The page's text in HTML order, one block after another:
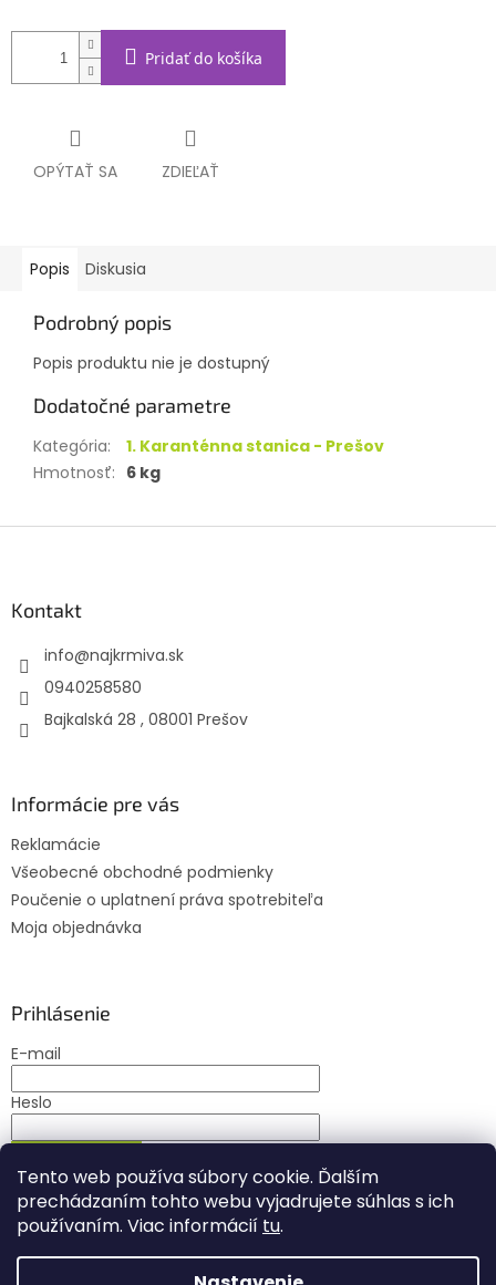
Tento web používa súbory cookie. Ďalším
prechádzaním tohto webu vyjadrujete súhlas s ich
používaním. Viac informácií tu.
Pridať do košíka
OPÝTAŤ SA ZDIEĽAŤ
Popis Diskusia
Podrobný popis
Popis produktu nie je dostupný
Dodatočné parametre
Kategória:
1. Karanténna stanica - Prešov
Hmotnosť: 6 kg
Kontakt
info@najkrmiva.sk
0940258580
Bajkalská 28 , 08001 Prešov
Informácie pre vás
Reklamácie
Všeobecné obchodné podmienky
Poučenie o uplatnení práva spotrebiteľa
Moja objednávka
Prihlásenie
E-mail
Heslo
Nová registrácia Zabudnuté heslo